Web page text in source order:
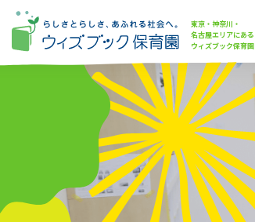
東京・神奈川・
名古屋エリアにある
ウィズブック保育園